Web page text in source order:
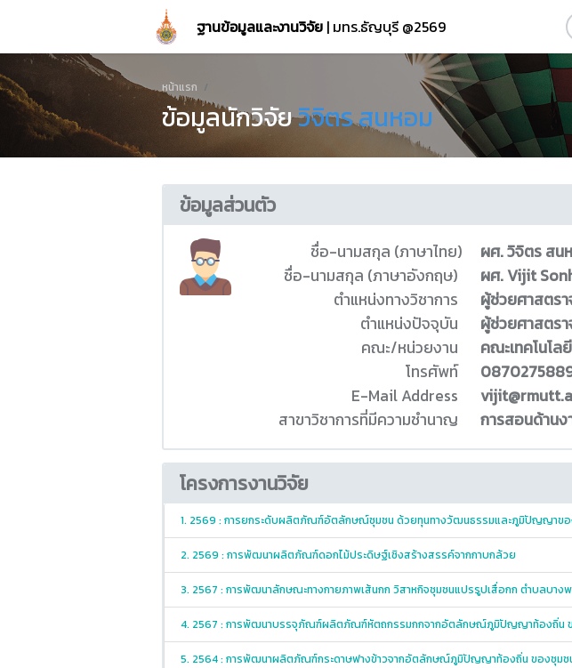
ฐานข้อมูลและงานวิจัย | มทร.ธัญบุรี @2569
หน้าแรก
ข้อมูลนักวิจัยวิจิตร สนหอม
ข้อมูลส่วนตัว
ชื่อ-นามสกุล (ภาษาไทย)
ผศ. วิจิตร สน
ชื่อ-นามสกุล (ภาษาอังกฤษ)
ผศ. Vijit
ตำแหน่งทางวิชาการ
ผู้ช่วยศาสตร
ตำแหน่งปัจจุบัน
ผู้ช่วยศาสตร
คณะ/หน่วยงาน
คณะเทคโนโ
โทรศัพท์
E-Mail Address
สาขาวิชาการที่มีความชำนาญ
การสอนด้าน
โครงการงานวิจัย
1. 2569 : การยกระดับผลิตภัณฑ์อัตลักษณ์ชุมชน ด้วยทุนทางวัฒนธรรมและภูมิปัญญาขอ
2. 2569 : การพัฒนาผลิตภัณฑ์ดอกไม้ประดิษฐ์เชิงสร้างสรรค์จากกาบกล้วย
3. 2567 : การพัฒนาลักษณะทางกายภาพเส้นกก วิสาหกิจชุมชนแปรรูปเสื่อกก ตำบลบาง
4. 2567 : การพัฒนาบรรจุภัณฑ์ผลิตภัณฑ์หัตถกรรมกกจากอัตลักษณ์ภูมิปัญญาท้องถิ่น ข
5. 2564 : การพัฒนาผลิตภัณฑ์กระดาษฟางข้าวจากอัตลักษณ์ภูมิปัญญาท้องถิ่น ของชุมชน